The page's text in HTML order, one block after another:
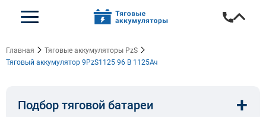
Главная
Тяговые аккумуляторы PzS
Тяговый аккумулятор 9PzS1125 96 В 1125Ач
Подбор тяговой батареи +